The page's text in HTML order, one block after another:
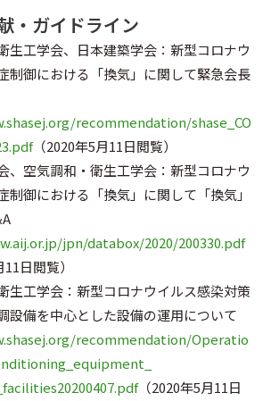
・ガイドライン
生工学会、日本建築学会：新型コロナウ
制御における「換気」に関して緊急会長
recommendation/shase_CO
（2020年5月11日閲覧）
、空気調和・衛生工学会：新型コロナウ
制御における「換気」に関して「換気」
jpn/databox/2020/200330.pdf
11日閲覧）
生工学会：新型コロナウイルス感染対策
設備を中心とした設備の運用について
recommendation/Operatio
（2020年5月11日